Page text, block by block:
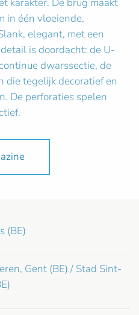
in één vloeiende,
elegant, met een
is doordacht: de U-
dwarssectie, de
die tegelijk decoratief en
De perforaties spelen
(BE)
Gent (BE) / Stad Sint-